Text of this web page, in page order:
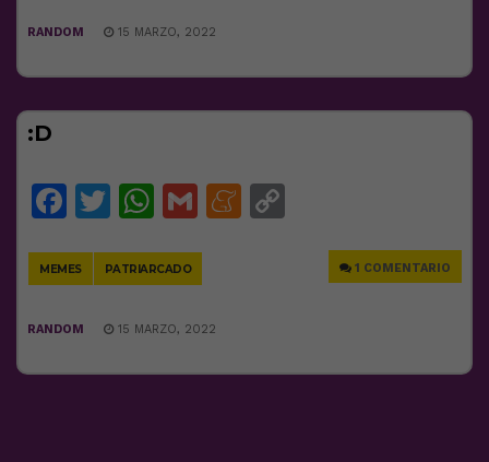
RANDOM 15 MARZO, 2022
:D
Facebook
Twitter
WhatsApp
GmailMeneame
MEMES PATRIARCADO 1 COMENTARIO
RANDOM 15 MARZO, 2022